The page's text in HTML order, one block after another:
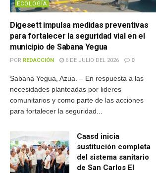
ECOLOGÍA
Digesett impulsa medidas preventivas
para fortalecer la seguridad vial en el
municipio de Sabana Yegua
POR REDACCIÓN 6 DE JULIO DEL 2026 0
Sabana Yegua, Azua. – En respuesta a las
necesidades planteadas por lideres
comunitarios y como parte de las acciones
para fortalecer la seguridad...
Caasd inicia
sustitución completa
del sistema sanitario
de San Carlos El